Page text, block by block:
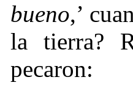
bueno,’
la tierra?
pecaron: